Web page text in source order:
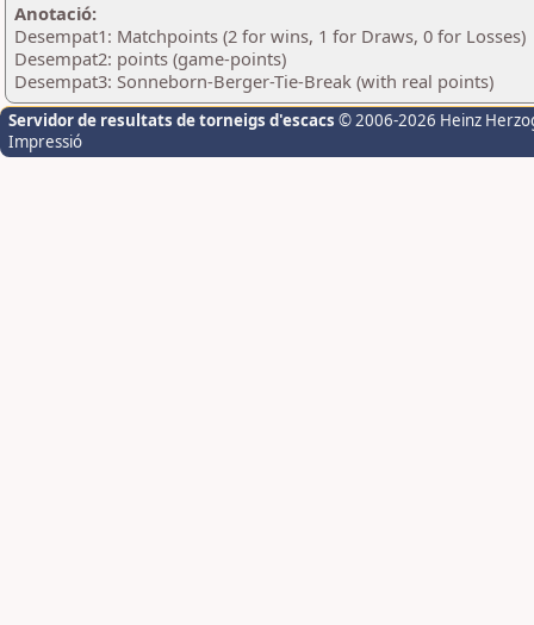
Anotació:
Desempat1: Matchpoints (2 for wins, 1 for Draws, 0 for Losses)
Desempat2: points (game-points)
Desempat3: Sonneborn-Berger-Tie-Break (with real points)
Servidor de resultats de torneigs d'escacs © 2006-2026 Heinz
Impressió